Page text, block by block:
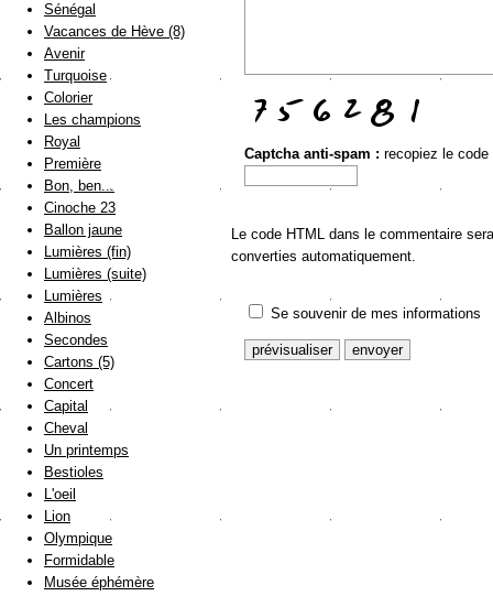
Captcha anti-spam : recopiez le code
Le code HTML dans le commentaire
converties automatiquement.
Se souvenir de mes informations
Sénégal
Vacances de Hève (8)
Avenir
Turquoise
Colorier
Les champions
Royal
Première
Bon, ben...
Cinoche 23
Ballon jaune
Lumières (fin)
Lumières (suite)
Lumières
Albinos
Secondes
Cartons (5)
Concert
Capital
Cheval
Un printemps
Bestioles
L'oeil
Lion
Olympique
Formidable
Musée éphémère